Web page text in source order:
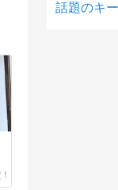
話題のキ